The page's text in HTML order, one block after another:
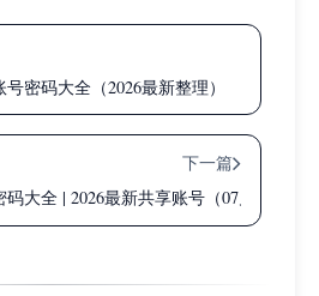
密码大全（2026最新整理）
下一篇
大全 | 2026最新共享账号（07月05日更